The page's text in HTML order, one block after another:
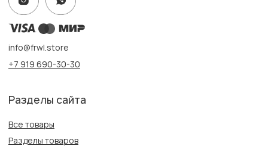
Политика конфиденциальности
Создание сайта